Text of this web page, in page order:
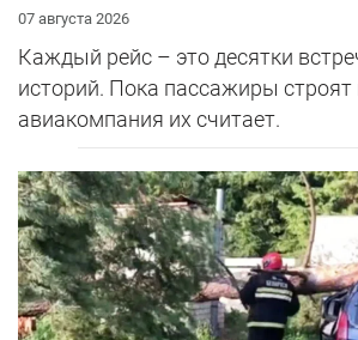
07 августа 2026
Каждый рейс – это десятки
историй. Пока пассажиры
авиакомпания их считает.